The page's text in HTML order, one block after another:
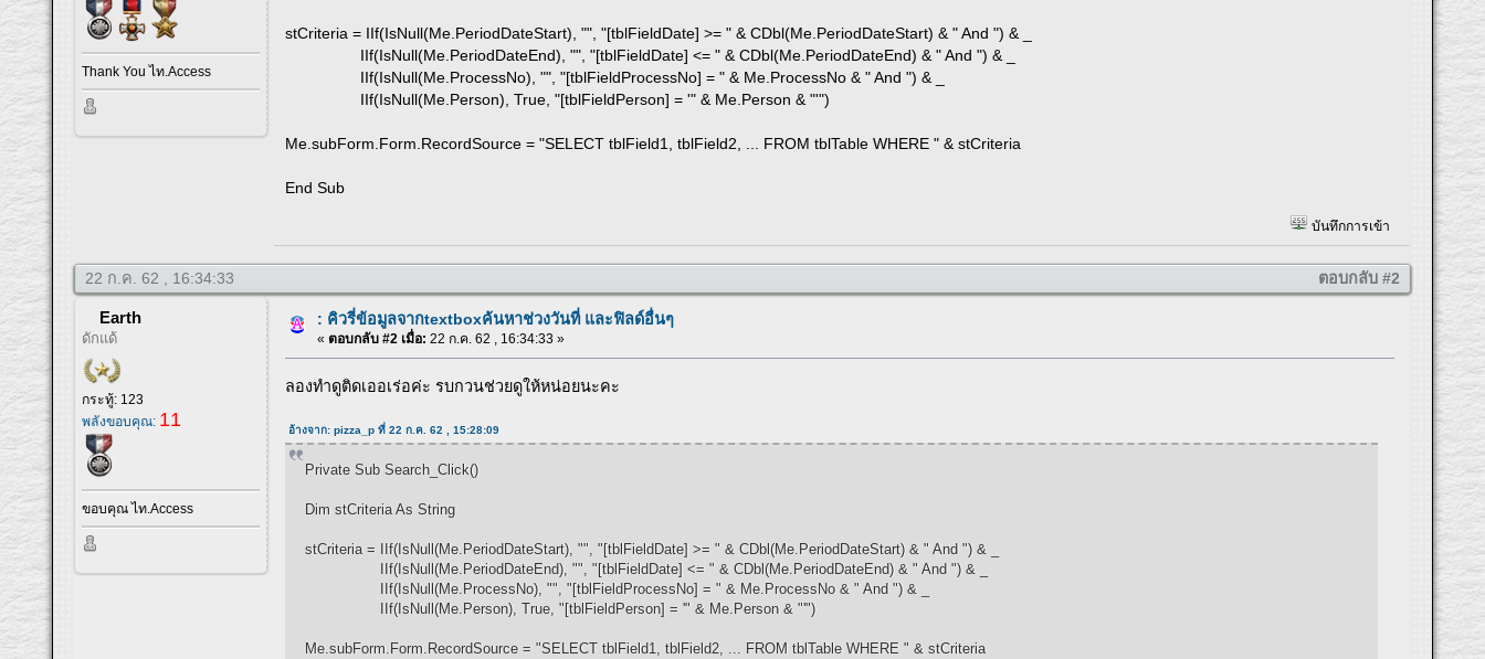
Thank You ไท.Access
stCriteria = IIf(IsNull(Me.PeriodDateStart), "", "[tblFieldDate] >= " & CDbl(Me.PeriodDateStart) & " And ") & _
IIf(IsNull(Me.PeriodDateEnd), "", "[tblFieldDate] <= " & CDbl(Me.PeriodDateEnd) & " And ") & _
IIf(IsNull(Me.ProcessNo), "", "[tblFieldProcessNo] = " & Me.ProcessNo & " And ") & _
IIf(IsNull(Me.Person), True, "[tblFieldPerson] = '" & Me.Person & "'")
Me.subForm.Form.RecordSource = "SELECT tblField1, tblField2, ... FROM tblTable WHERE " & stCriteria
End Sub
บันทึกการเข้า
22 ก.ค. 62 , 16:34:33 ตอบกลับ #2
Earth
ดักแด้
กระทู้: 123
พลังขอบคุณ: 11
ขอบคุณ ไท.Access
: คิวรี่ข้อมูลจากtextboxค้นหาช่วงวันที่ และฟิลด์อื่นๆ
« ตอบกลับ #2 เมื่อ: 22 ก.ค. 62 , 16:34:33 »
ลองทำดูติดเออเร่อค่ะ รบกวนช่วยดูให้หน่อยนะคะ
อ้างจาก: pizza_p ที่ 22 ก.ค. 62 , 15:28:09
Private Sub Search_Click()
Dim stCriteria As String
stCriteria = IIf(IsNull(Me.PeriodDateStart), "", "[tblFieldDate] >= " & CDbl(Me.PeriodDateStart) & " And ") & _
IIf(IsNull(Me.PeriodDateEnd), "", "[tblFieldDate] <= " & CDbl(Me.PeriodDateEnd) & " And ") & _
IIf(IsNull(Me.ProcessNo), "", "[tblFieldProcessNo] = " & Me.ProcessNo & " And ") & _
IIf(IsNull(Me.Person), True, "[tblFieldPerson] = '" & Me.Person & "'")
Me.subForm.Form.RecordSource = "SELECT tblField1, tblField2, ... FROM tblTable WHERE " & stCriteria